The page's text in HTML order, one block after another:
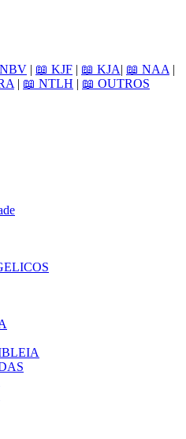
| 📖 KJF | 📖 KJA| 📖 NAA |
| 📖 NTLH | 📖 OUTROS